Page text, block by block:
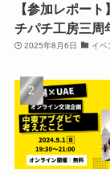
【参加レポー
チパチ工房三周
2025年8月6日 イベ